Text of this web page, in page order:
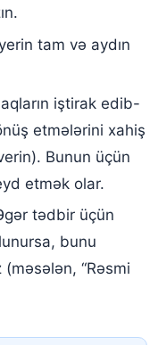
tam və aydın
iştirak edib-
etmələrini xahiş
Bunun üçün
etmək olar.
tədbir üçün
bunu
“Rəsmi